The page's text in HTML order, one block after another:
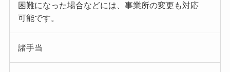
困難になった場合などには、事業所の変更も対応
可能です。
諸手当